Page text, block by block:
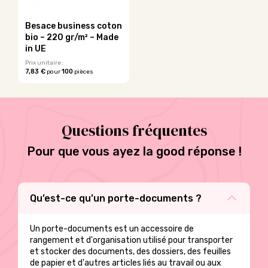
sur
la
page
produit
Besace business coton
bio – 220 gr/m² – Made
in UE
Prix unitaire :
7,83 € pour100 pièces
variations.
options
choisies
sur
du
produit
Questions fréquentes
Pour que vous ayez la good réponse !
Qu’est-ce qu’un porte-documents ?
Un porte-documents est un accessoire de
rangement et d'organisation utilisé pour transporter
et stocker des documents, des dossiers, des feuilles
de papier et d'autres articles liés au travail ou aux